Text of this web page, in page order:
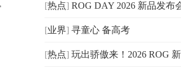
[热点] ROG DAY 2026 新品发布会：ROG XREAL R1 AR
[业界] 寻童心 备高考
[热点] 玩出骄傲来！2026 ROG 新品装备齐发，点燃羊